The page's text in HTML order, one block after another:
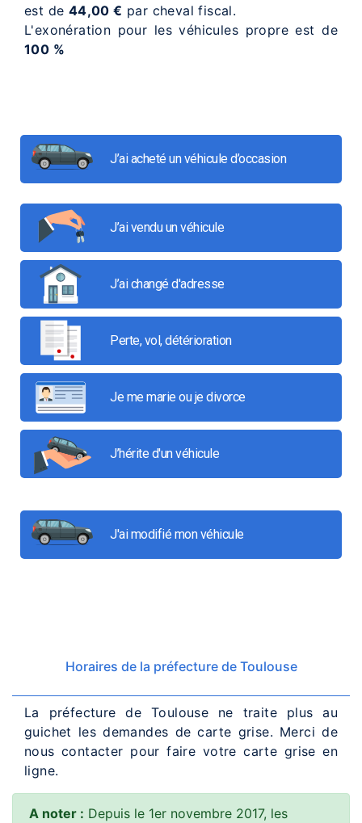
est de 44,00 € par cheval fiscal.
L'exonération pour les véhicules propre est de
100 %
J’ai acheté un véhicule d’occasion
J’ai vendu un véhicule
J’ai changé d'adresse
Perte, vol, détérioration
Je me marie ou je divorce
J’hérite d'un véhicule
J'ai modifié mon véhicule
Horaires de la préfecture de Toulouse
La préfecture de Toulouse ne traite plus au
guichet les demandes de carte grise. Merci de
nous contacter pour faire votre carte grise en
ligne.
A noter : Depuis le 1er novembre 2017, les